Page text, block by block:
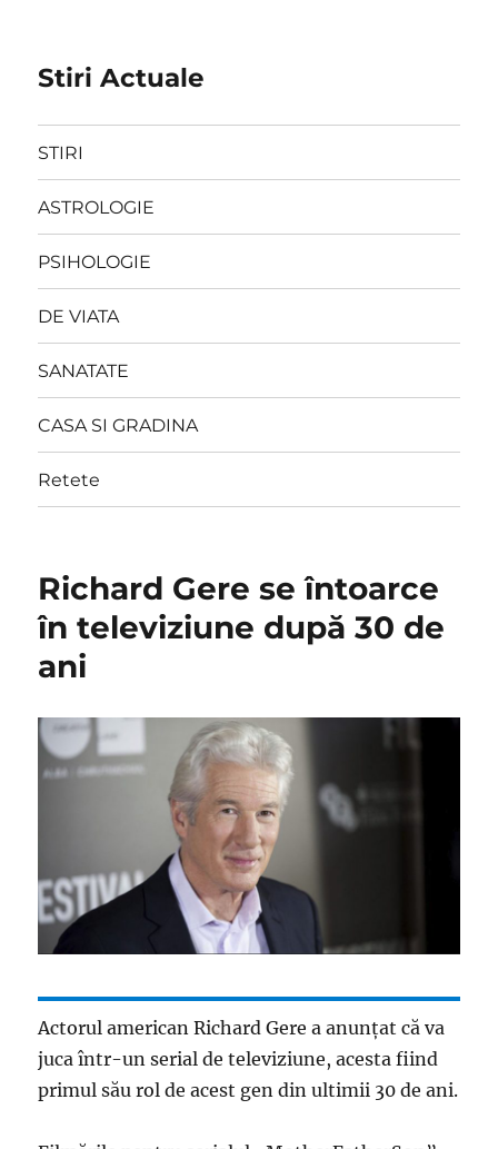
Stiri Actuale
STIRI
ASTROLOGIE
PSIHOLOGIE
DE VIATA
SANATATE
CASA SI GRADINA
Retete
Richard Gere se întoarce
în televiziune după 30 de
ani
Actorul american Richard Gere a anunțat că va
juca într-un serial de televiziune, acesta fiind
primul său rol de acest gen din ultimii 30 de ani.